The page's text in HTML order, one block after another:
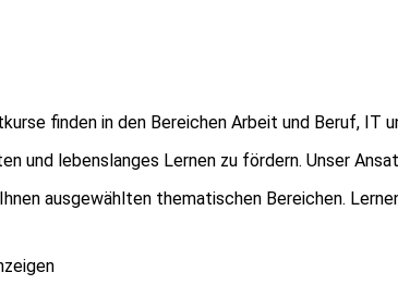
finden in den Bereichen Arbeit und
lebenslanges Lernen zu fördern. Unser
ausgewählten thematischen Bereichen.